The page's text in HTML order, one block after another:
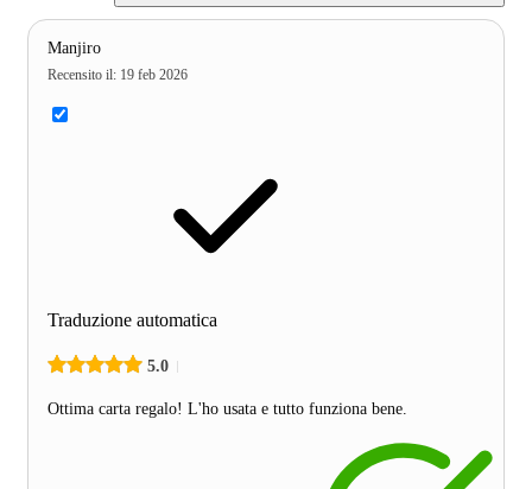
Manjiro
Recensito il: 19 feb 2026
Traduzione automatica
5.0
Ottima carta regalo! L'ho usata e tutto funziona bene.